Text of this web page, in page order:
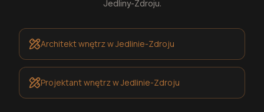
Jedliny-Zdroju.
Architekt wnętrzw Jedlinie-Zdroju
Projektant wnętrzw Jedlinie-Zdroju